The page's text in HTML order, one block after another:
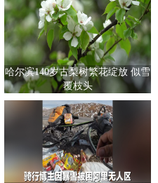
哈尔滨140岁古梨树繁花绽放 似雪
覆枝头